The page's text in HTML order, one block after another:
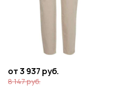
от 3 937 руб.
8 147 руб.